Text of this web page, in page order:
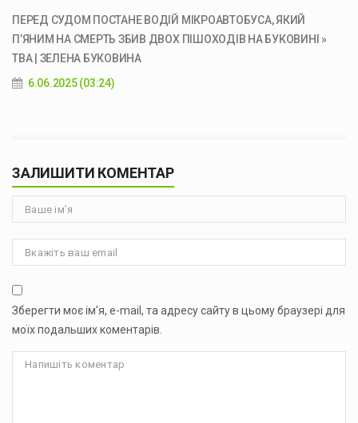
ПЕРЕД СУДОМ ПОСТАНЕ ВОДІЙ МІКРОАВТОБУСА, ЯКИЙ
П’ЯНИМ НА СМЕРТЬ ЗБИВ ДВОХ ПІШОХОДІВ НА БУКОВИНІ »
ТВА | ЗЕЛЕНА БУКОВИНА
6.06.2025 (03:24)
ЗАЛИШИТИ КОМЕНТАР
Зберегти моє ім'я, e-mail, та адресу сайту в цьому браузері для
моїх подальших коментарів.